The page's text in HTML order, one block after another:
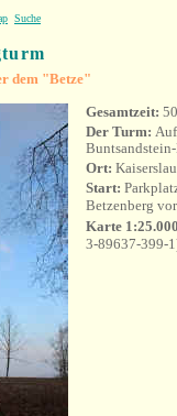
Suche
dem "Betze"
Gesamtzeit:
Der Turm:
Ort:
Start:
Betzenberg
Karte
3-89637-399-